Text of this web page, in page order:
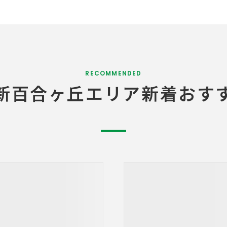
RECOMMENDED
百合ヶ丘エリア新着おす